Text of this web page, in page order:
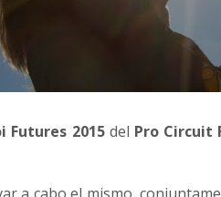
Futures 2015del Pro Circuit